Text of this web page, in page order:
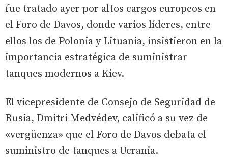
fue tratado ayer por altos cargos europeos en
el Foro de Davos, donde varios líderes, entre
ellos los de Polonia y Lituania, insistieron en la
importancia estratégica de suministrar
tanques modernos a Kiev.
El vicepresidente de Consejo de Seguridad de
Rusia, Dmitri Medvédev, calificó a su vez de
«vergüenza» que el Foro de Davos debata el
suministro de tanques a Ucrania.